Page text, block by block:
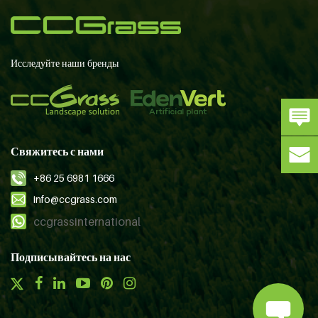
Исследуйте наши бренды
Свяжитесь с нами
+86 25 6981 1666
info@ccgrass.com
ccgrassinternational
Подписывайтесь на нас